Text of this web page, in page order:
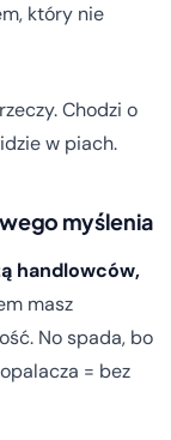
który nie
Chodzi o
w piach.
myślenia
handlowców,
masz
No spada, bo
= bez